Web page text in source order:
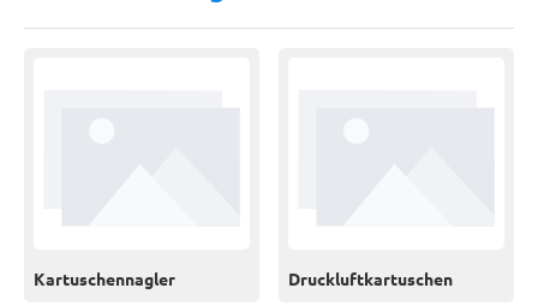
Kartuschennagler Druckluftkartuschen